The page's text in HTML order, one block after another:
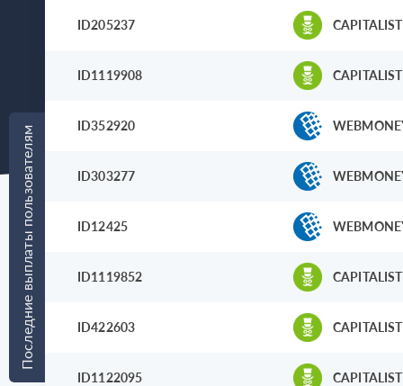
Последние выплаты пользователям
ID205237 CAPITALIST
ID1119908 CAPITALIST
ID352920
ID303277
ID12425
ID1119852 CAPITALIST
ID422603 CAPITALIST
ID1122095 CAPITALIST